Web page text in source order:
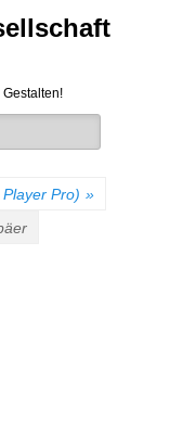
Pro) »